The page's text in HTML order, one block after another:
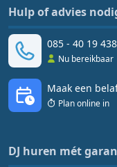
Hulp of advies
085 - 40 19 438
Nu bereikbaar
Maak een
Plan online in
DJ huren mét